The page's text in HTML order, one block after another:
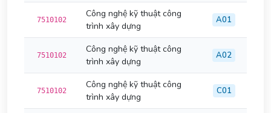
7510102
Công nghệ kỹ thuật công
trình xây dựng
A01
7510102
Công nghệ kỹ thuật công
trình xây dựng
A02
7510102
Công nghệ kỹ thuật công
trình xây dựng
C01